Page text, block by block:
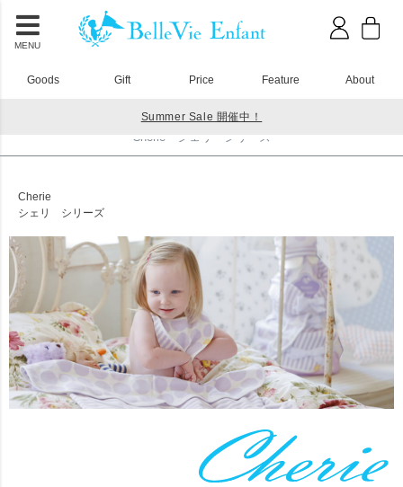
MENU
Goods Gift Price Feature About
Summer Sale 開催中！
Cherie シェリ シリーズ
Cherie シェリ シリーズ
Cherie
シェリ シリーズ